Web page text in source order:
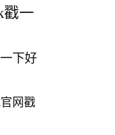
戳一
下好
网戳